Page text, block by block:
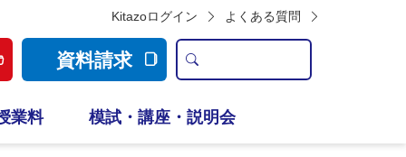
Kitazoログイン よくある質問
資料請求
業料 模試・講座・説明会